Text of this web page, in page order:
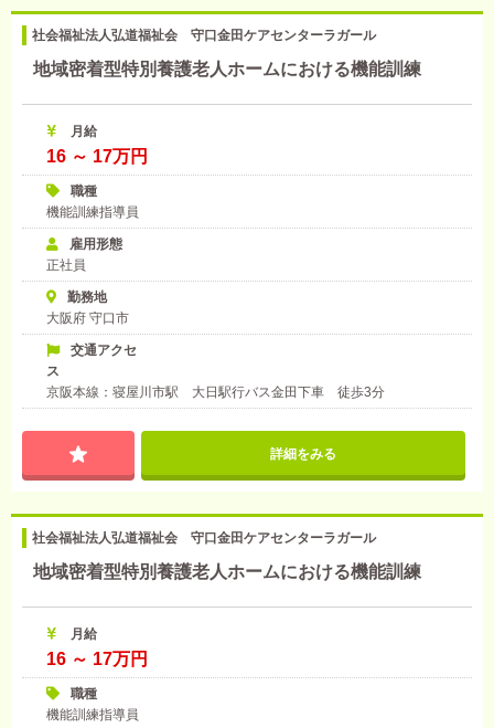
社会福祉法人弘道福祉会 守口金田ケアセンターラガール
地域密着型特別養護老人ホームにおける機能訓練
月給
16 ～ 17万円
職種
機能訓練指導員
雇用形態
正社員
勤務地
大阪府 守口市
交通アクセ
ス
京阪本線：寝屋川市駅 大日駅行バス金田下車 徒歩3分
詳細をみる
社会福祉法人弘道福祉会 守口金田ケアセンターラガール
地域密着型特別養護老人ホームにおける機能訓練
月給
16 ～ 17万円
職種
機能訓練指導員